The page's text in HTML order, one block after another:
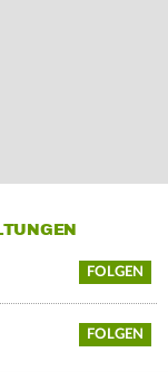
FOLGEN
FOLGEN